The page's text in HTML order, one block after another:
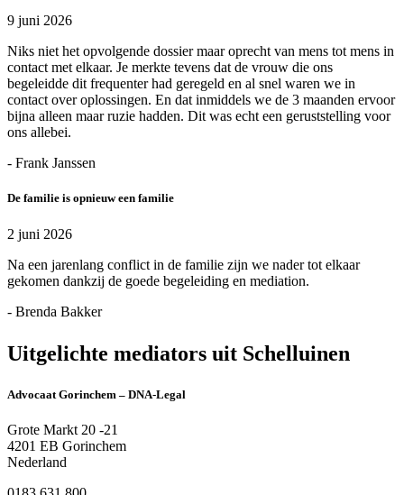
9 juni 2026
Niks niet het opvolgende dossier maar oprecht van mens tot mens in
contact met elkaar. Je merkte tevens dat de vrouw die ons
begeleidde dit frequenter had geregeld en al snel waren we in
contact over oplossingen. En dat inmiddels we de 3 maanden ervoor
bijna alleen maar ruzie hadden. Dit was echt een geruststelling voor
ons allebei.
- Frank Janssen
De familie is opnieuw een familie
2 juni 2026
Na een jarenlang conflict in de familie zijn we nader tot elkaar
gekomen dankzij de goede begeleiding en mediation.
- Brenda Bakker
Uitgelichte mediators uit Schelluinen
Advocaat Gorinchem – DNA-Legal
Grote Markt 20 -21
4201 EB Gorinchem
Nederland